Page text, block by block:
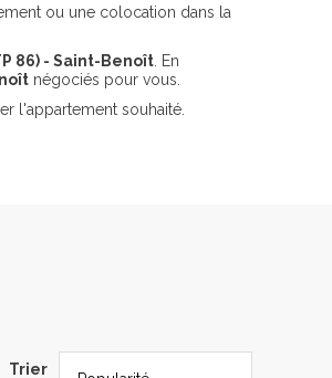
ou une colocation dans la
86) - Saint-Benoît . En
négociés pour vous.
l'appartement souhaité.
Trier